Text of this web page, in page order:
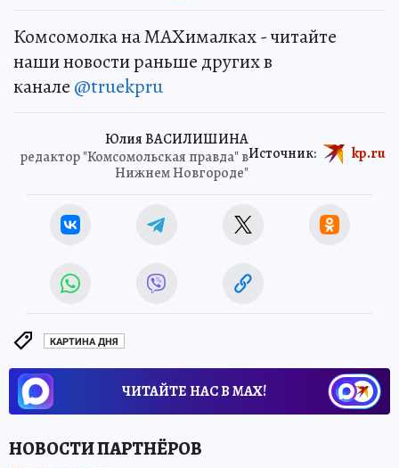
Комсомолка на MAXималках - читайте
наши новости раньше других в
канале @truekpru
Юлия ВАСИЛИШИНА
редактор "Комсомольская правда" в
Нижнем Новгороде"
Источник: kp.ru
КАРТИНА ДНЯ
ЧИТАЙТЕ НАС В МАХ!